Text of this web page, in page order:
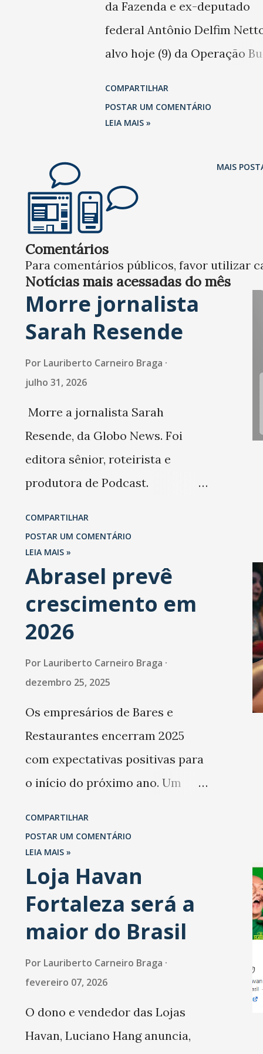
da Fazenda e ex-deputado
federal Antônio Delfim
alvo hoje (9) da Operação
Jato, que cumpre três
de busca e apreensão na
(SP), Jundiaí (SP) e Curtiba.
acordo com as investigações,
construtoras que atuaram
obra da Usina Hidrelétrica
Belo Monte, no Pará. Delfim
Netto teria recebido R$ 15
milhões do Consórcio Norte
empresas Camargo Corrêa,
Andrade Gutierrez,
OAS e J. Malucelli), por meio
contratos fictícios de
aos partidos PMDB e PT.
Segundo o Ministério
Federal (MPF), cada um dos
valores. O grupo de
pode ter sido favorecido no
leilão de concessão de Belo
Monte por agentes do
federal. O Ministério Público
usou informações obtida...
COMPARTILHAR
POSTAR UM COMENTÁRIO
LEIA MAIS »
MAIS
Comentários
Para comentários públicos, favor utilizar
Notícias mais acessadas do mês
Morre jornalista
Sarah Resende
Por Lauriberto Carneiro Braga
julho 31, 2026
Morre a jornalista Sarah
Resende, da Globo News. Foi
editora sênior, roteirista e
produtora de Podcast.
São Paulo.
COMPARTILHAR
POSTAR UM COMENTÁRIO
LEIA MAIS »
Abrasel prevê
crescimento em
2026
Por Lauriberto Carneiro Braga
dezembro 25, 2025
Os empresários de Bares e
Restaurantes encerram 2025
com expectativas positivas para
o início do próximo ano. Um
que 69% dos estabelecimentos
esperam faturar mais no 1º
trimestre de 2026 em
comparação com o mesmo
período de 2025. Em relação ao
também projetam crescimento
do setor é sustentada
principalmente pelo
COMPARTILHAR
POSTAR UM COMENTÁRIO
LEIA MAIS »
Loja Havan
Fortaleza será a
maior do Brasil
Por Lauriberto Carneiro Braga
fevereiro 07, 2026
O dono e vendedor das Lojas
Havan, Luciano Hang anuncia,